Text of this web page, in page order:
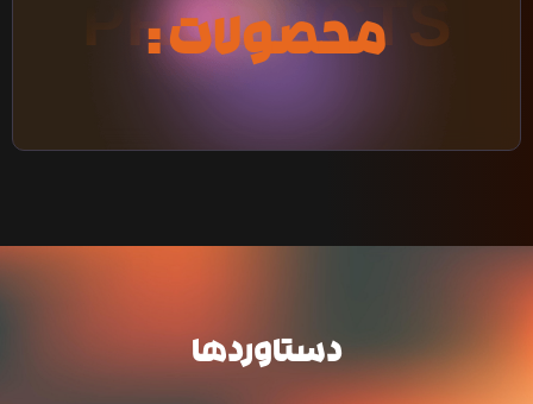
PRODUCTS
محصولات :
دستاوردها